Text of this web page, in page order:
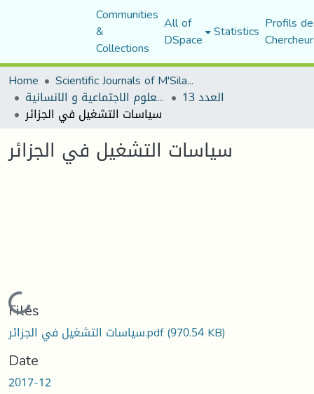
Communities
&
Collections
All of
DSpace Statistics Profils
Home
Scientific Journals of M'Sila University
مجلة العلوم الاجتماعية و الانسانية العدد 13
سياسات التشغيل في الجزائر
سياسات التشغيل في الجزائر
Loading...
Files
سياسات التشغيل في الجزائر.pdf(970.54 KB)
Date
2017-12